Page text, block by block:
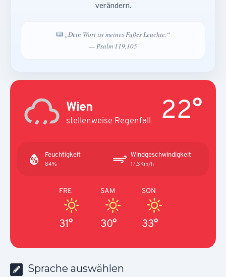
verändern.
„Dein Wort ist meines Fußes Leuchte.“
— Psalm 119,105
Wien
stellenweise Regenfall 22°
Feuchtigkeit
84%
Windgeschwindigkeit
17.3Km/h
FRE
31°
SAM
30°
SON
33°
Sprache auswählen